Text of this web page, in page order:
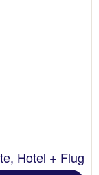
Hotel + Flug